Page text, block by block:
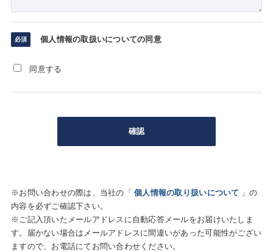
個人情報の取扱いについての同意
同意する
※お問い合わせの際は、当社の「個人情報の取り扱いについて 」の
内容を必ずご確認下さい。
※ご記入頂いたメールアドレスに自動応答メールをお届けいたしま
す。届かない場合はメールアドレスに間違いがあった可能性がござい
ますので、お電話にてお問い合わせください。